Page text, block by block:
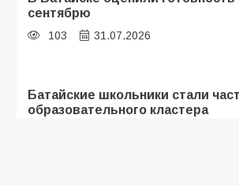
сентябрю
103 31.07.2026
Батайские школьники стали
образовательного кластера